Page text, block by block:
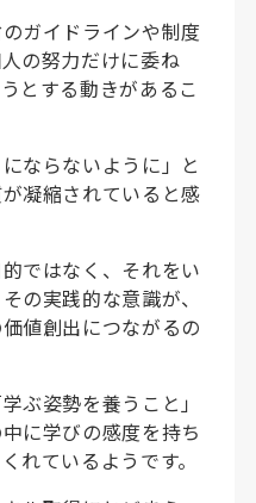
ガイドラインや制度
の努力だけに委ね
とする動きがあるこ
ならないように」と
凝縮されていると感
ではなく、それをい
の実践的な意識が、
値創出につながるの
ぶ姿勢を養うこと」
に学びの感度を持ち
れているようです。